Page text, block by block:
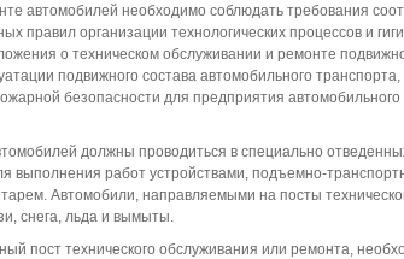
автомобилей необходимо соблюдать требования
правил организации технологических процессов и
о техническом обслуживании и ремонте
подвижного состава автомобильного
безопасности для предприятия
должны проводиться в специально
выполнения работ устройствами, подъемно-
Автомобили, направляемыми на посты
снега, льда и вымыты.
пост технического обслуживания или ремонта,